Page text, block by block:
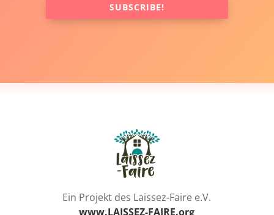
SUBSCRIBE!
Ein Projekt des Laissez-Faire e.V.
www.LAISSEZ-FAIRE.org